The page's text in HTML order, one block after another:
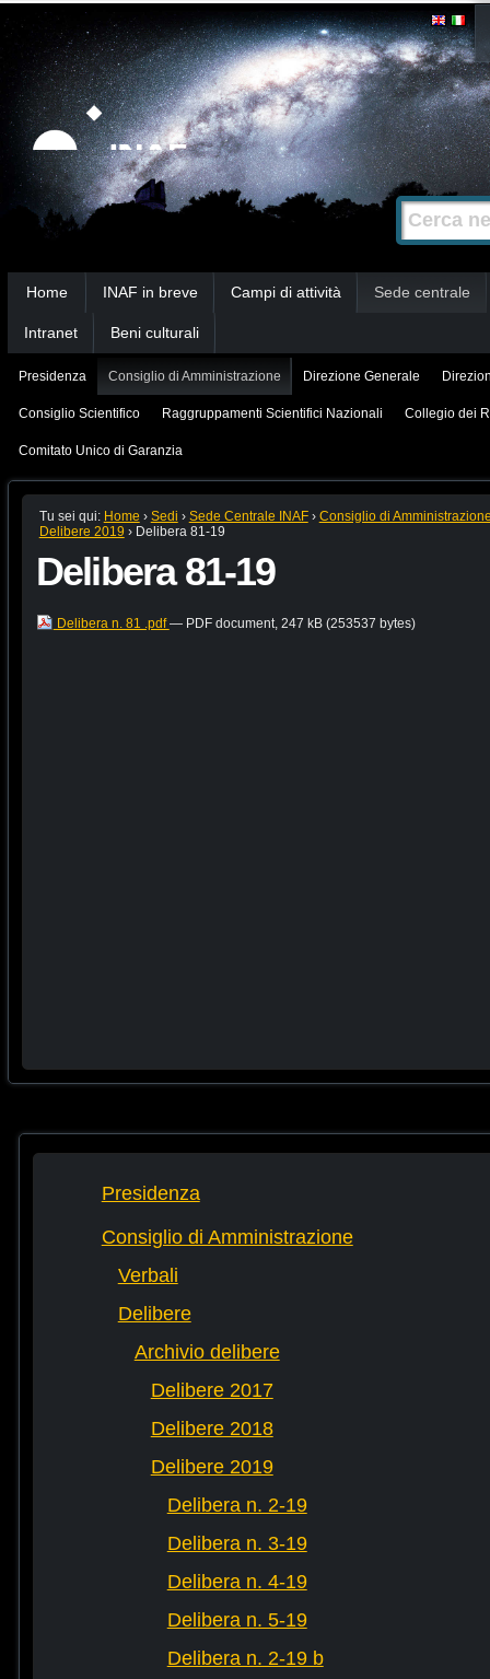
Strumenti
personali
Salta
contenuti.
|
Salta
alla
navigazione
Cerca nel
Ricerca
avanzata…
Home INAF in breve Campi di attività Sede centrale
Intranet Beni culturali
Presidenza Consiglio di Amministrazione Direzione Generale
Consiglio Scientifico Raggruppamenti Scientifici Nazionali Collegio dei
Comitato Unico di Garanzia
Tu sei qui: Home › Sedi › Sede Centrale INAF › Consiglio di
Delibere 2019 › Delibera 81-19
Delibera 81-19
Delibera n. 81 .pdf— PDF document, 247 kB (253537 bytes)
Presidenza
Consiglio di Amministrazione
Verbali
Delibere
Archivio delibere
Delibere 2017
Delibere 2018
Delibere 2019
Delibera n. 2-19
Delibera n. 3-19
Delibera n. 4-19
Delibera n. 5-19
Delibera n. 2-19 b